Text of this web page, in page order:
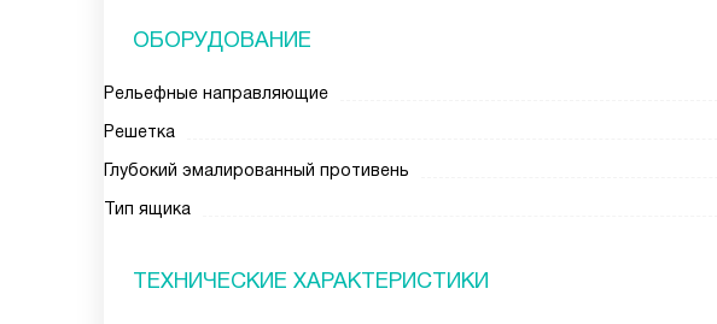
ОБОРУДОВАНИЕ
Рельефные направляющие
Решетка
Глубокий эмалированный противень
Тип ящика
ТЕХНИЧЕСКИЕ ХАРАКТЕРИСТИКИ